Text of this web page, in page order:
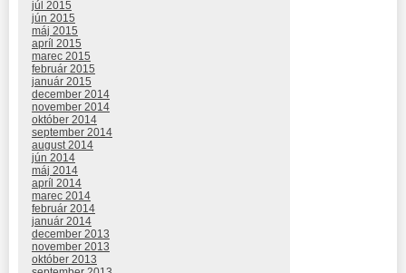
júl 2015
jún 2015
máj 2015
apríl 2015
marec 2015
február 2015
január 2015
december 2014
november 2014
október 2014
september 2014
august 2014
jún 2014
máj 2014
apríl 2014
marec 2014
február 2014
január 2014
december 2013
november 2013
október 2013